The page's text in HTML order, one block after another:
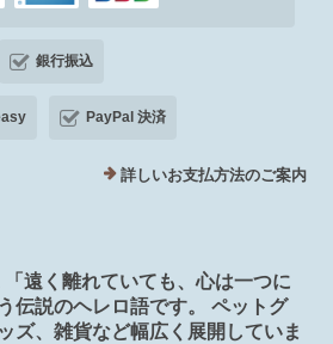
銀行振込
PayPal 決済
詳しいお支払方法のご案内
遠く離れていても、心は一つに
伝説のヘレロ語です。 ペットグ
ズ、雑貨など幅広く展開していま